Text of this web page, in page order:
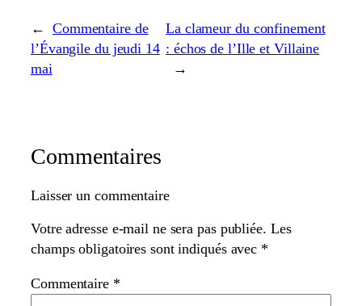
← Commentaire de
l’Évangile du jeudi 14
mai
La clameur du confinement
: échos de l’Ille et Villaine
→
Commentaires
Laisser un commentaire
Votre adresse e-mail ne sera pas publiée. Les
champs obligatoires sont indiqués avec *
Commentaire *